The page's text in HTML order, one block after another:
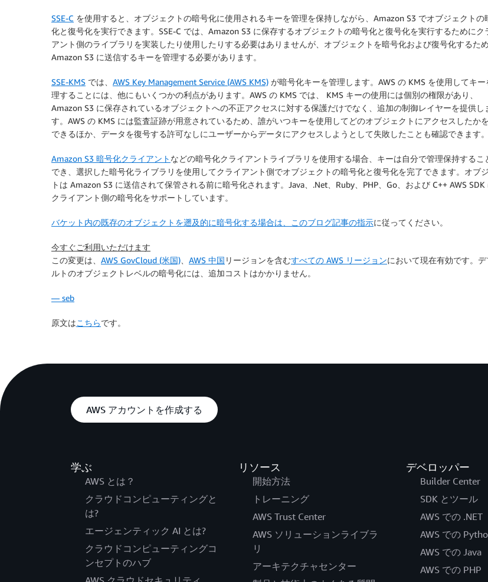
SSE-C を使用すると、オブジェクトの暗号化に使用されるキーを管理を保持しながら、Amazon S3 でオブジェクトの
化と復号化を実行できます。SSE-C では、Amazon S3 に保存するオブジェクトの暗号化と復号化を実行するためにク
アント側のライブラリを実装したり使用したりする必要はありませんが、オブジェクトを暗号化および復号化するた
Amazon S3 に送信するキーを管理する必要があります。
SSE-KMS では、 AWS Key Management Service (AWS KMS) が暗号化キーを管理します。AWS の KMS を使用してキー
理することには、他にもいくつかの利点があります。AWS の KMS では、 KMS キーの使用には個別の権限があり、
Amazon S3 に保存されているオブジェクトへの不正アクセスに対する保護だけでなく、追加の制御レイヤーを提供し
す。AWS の KMS には監査証跡が用意されているため、誰がいつキーを使用してどのオブジェクトにアクセスしたか
できるほか、データを復号する許可なしにユーザーからデータにアクセスしようとして失敗したことも確認できます。
Amazon S3 暗号化クライアント などの暗号化クライアントライブラリを使用する場合、キーは自分で管理保持するこ
でき、選択した暗号化ライブラリを使用してクライアント側でオブジェクトの暗号化と復号化を完了できます。オブ
トは Amazon S3 に送信されて保管される前に暗号化されます。Java、.Net、Ruby、PHP、Go、および C++ AWS SDK
クライアント側の暗号化をサポートしています。
バケット内の既存のオブジェクトを遡及的に暗号化する場合は、このブログ記事の指示に従ってください。
今すぐご利用いただけます
この変更は、 AWS GovCloud (米国) AWS 中国 リージョンを含むすべての AWS リージョンにおいて現在有効です。デ
ルトのオブジェクトレベルの暗号化には、追加コストはかかりません。
— seb
原文はこちらです。
AWS アカウントを作成する
学ぶ
AWS とは？
クラウドコンピューティングと
は?
エージェンティック AI とは?
クラウドコンピューティングコ
ンセプトのハブ
リソース
開始方法
トレーニング
AWS Trust Center
AWS ソリューションライブラ
リ
アーキテクチャセンター
デベロッパー
Builder Center
SDK とツール
AWS での .NET
AWS での
AWS での Java
AWS での PHP